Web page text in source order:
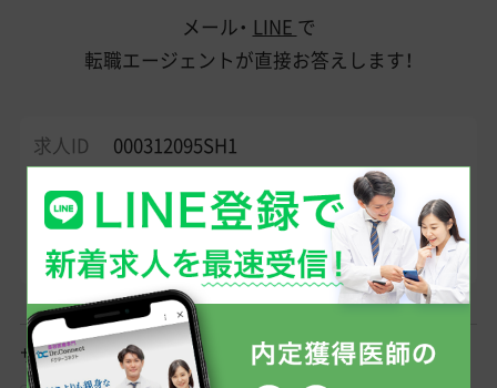
メール・ LINE で
転職エージェントが直接お答えします！
求人ID 000312095SH1
■美容皮膚科 常勤医師求人 山形県■ 【SBC湘南美容クリニ
ック 山形院】美容皮膚科のみ｜常勤医師募集｜未経験・転科
OK ＞＞見学予約から面接対策までバックアップ強化中／山形
県山形市
サポート相談内容